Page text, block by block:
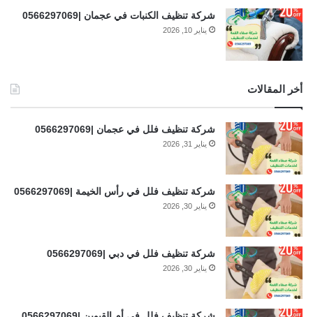
شركة تنظيف الكنبات في عجمان |0566297069
يناير 10, 2026
أخر المقالات
شركة تنظيف فلل في عجمان |0566297069
يناير 31, 2026
شركة تنظيف فلل في رأس الخيمة |0566297069
يناير 30, 2026
شركة تنظيف فلل في دبي |0566297069
يناير 30, 2026